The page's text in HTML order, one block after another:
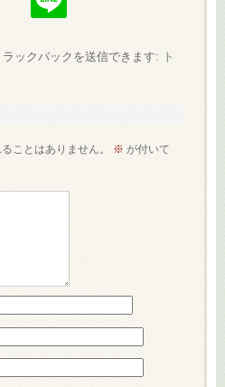
ックバックを送信できます: ト
ことはありません。 ※ が付いて